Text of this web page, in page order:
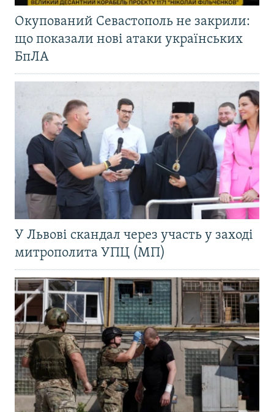
Окупований Севастополь не закрили:
що показали нові атаки українських
БпЛА
У Львові скандал через участь у заході
митрополита УПЦ (МП)